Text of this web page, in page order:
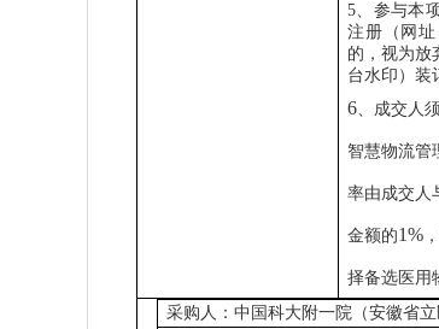
5、参与本
注册（网
的，视为放
台水印）装
6、成交人
智慧物流管
率由成交人
金额的1%
择备选医用
采购人：中国科大附一院（安徽省立